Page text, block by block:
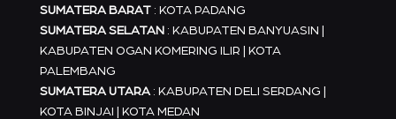
SUMATERA BARAT: KOTA PADANG
SUMATERA SELATAN: KABUPATEN BANYUASIN |
KABUPATEN OGAN KOMERING ILIR | KOTA
PALEMBANG
SUMATERA UTARA: KABUPATEN DELI SERDANG |
KOTA BINJAI | KOTA MEDAN